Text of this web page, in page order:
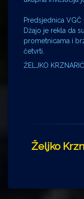
Predsjednica
Džajo je rekla da
prometnicama i
četvrti.
ŽELJKO KRZNARIĆ
Željko